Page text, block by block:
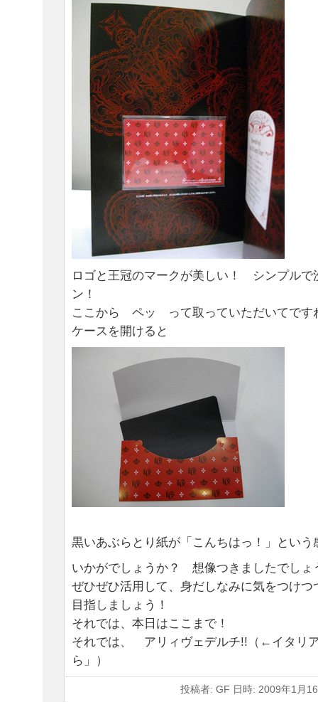
ロゴと王冠のマークが美しい！ シンプルで
ン！
ここから ペッ って取っていただいてです
ケースを開けると
黒いあぶらとり紙が「こんちはっ！」という
いかがでしょうか？ 想像つきましたでし
ぜひぜひ活用して、身だしなみに気をつけつ
目指しましょう！
それでは、本日はここまで！
それでは、 アリィヴェデルチ!!（←イタリ
ら」）
投稿者: GF 日時: 2009年1月